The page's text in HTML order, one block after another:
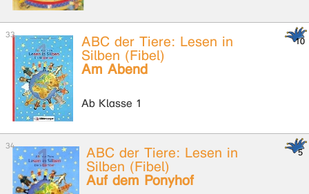
ABC der Tiere: Lesen in
Silben (Fibel)
Am Abend
Ab Klasse 1
ABC der Tiere: Lesen in
Silben (Fibel)
Auf dem Ponyhof